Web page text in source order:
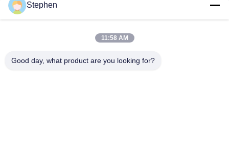
Stephen
11:58 AM
Good day, what product are you looking for?